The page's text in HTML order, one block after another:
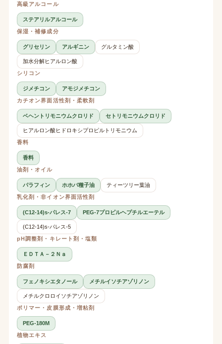
高級アルコール
ステアリルアルコール
保湿・補修成分
グリセリン アルギニン グルタミン酸
加水分解ヒアルロン酸
シリコン
ジメチコン
アモジメチコン
カチオン界面活性剤・柔軟剤
ベヘントリモニウムクロリド セトリモニウムクロリド
ヒアルロン酸ヒドロキシプロピルトリモニウム
香料
香料
油剤・オイル
パラフィン ホホバ種子油
ティーツリー葉油
乳化剤・非イオン界面活性剤
(C12-14)s-パレス-7 PEG-7プロピルヘプチルエーテル
(C12-14)s-パレス-5
pH調整剤・キレート剤・塩類
ＥＤＴＡ－２Ｎａ
防腐剤
フェノキシエタノール メチルイソチアゾリノン
メチルクロロイソチアゾリノン
ポリマー・皮膜形成・増粘剤
PEG-180M
植物エキス